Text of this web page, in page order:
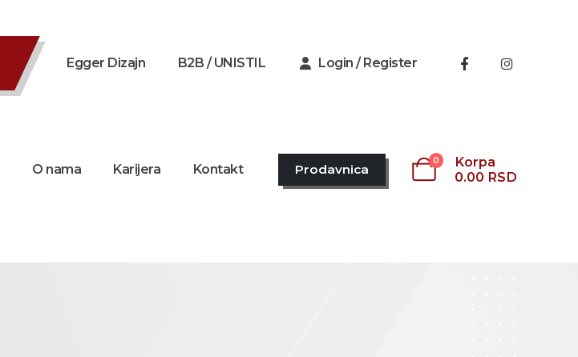
Egger Dizajn B2B / UNISTIL Login / Register
O nama Karijera Kontakt Prodavnica
0
Korpa
0.00 RSD